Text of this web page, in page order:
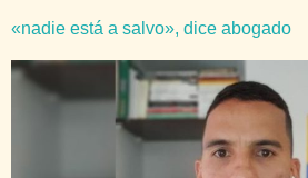
«nadie está a salvo», dice abogado